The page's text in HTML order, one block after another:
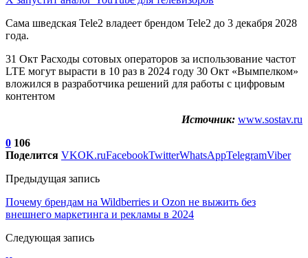
Сама шведская Tele2 владеет брендом Tele2 до 3 декабря 2028
года.
31 Окт Расходы сотовых операторов за использование частот
LTE могут вырасти в 10 раз в 2024 году 30 Окт «Вымпелком»
вложился в разработчика решений для работы с цифровым
контентом
Источник: www.sostav.ru
0 106
Поделится VKOK.ruFacebookTwitterWhatsAppTelegramViber
Предыдущая запись
Почему брендам на Wildberries и Ozon не выжить без
внешнего маркетинга и рекламы в 2024
Следующая запись